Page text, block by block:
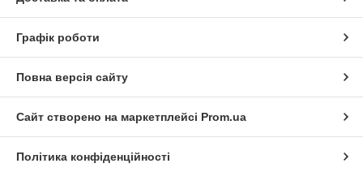
Графік роботи
Повна версія сайту
Сайт створено на маркетплейсі Prom.ua
Політика конфіденційності